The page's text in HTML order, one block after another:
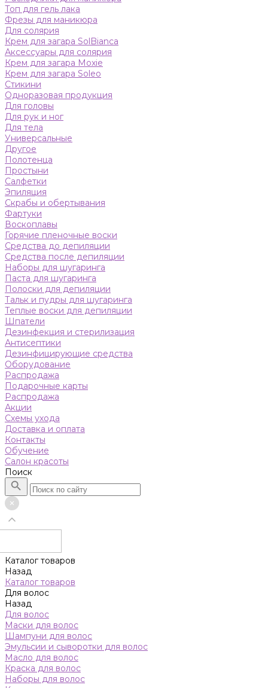
Топ для гель лака
Фрезы для маникюра
Для солярия
Крем для загара SolBianca
Аксессуары для солярия
Крем для загара Moxie
Крем для загара Soleo
Стикини
Одноразовая продукция
Для головы
Для рук и ног
Для тела
Универсальные
Другое
Полотенца
Простыни
Салфетки
Эпиляция
Скрабы и обертывания
Фартуки
Воскоплавы
Горячие пленочные воски
Средства до депиляции
Средства после депиляции
Наборы для шугаринга
Паста для шугаринга
Полоски для депиляции
Тальк и пудры для шугаринга
Теплые воски для депиляции
Шпатели
Дезинфекция и стерилизация
Антисептики
Дезинфицирующие средства
Оборудование
Распродажа
Подарочные карты
Распродажа
Акции
Схемы ухода
Доставка и оплата
Контакты
Обучение
Салон красоты
Поиск
Каталог товаров
Назад
Каталог товаров
Для волос
Назад
Для волос
Маски для волос
Шампуни для волос
Эмульсии и сыворотки для волос
Масло для волос
Краска для волос
Наборы для волос